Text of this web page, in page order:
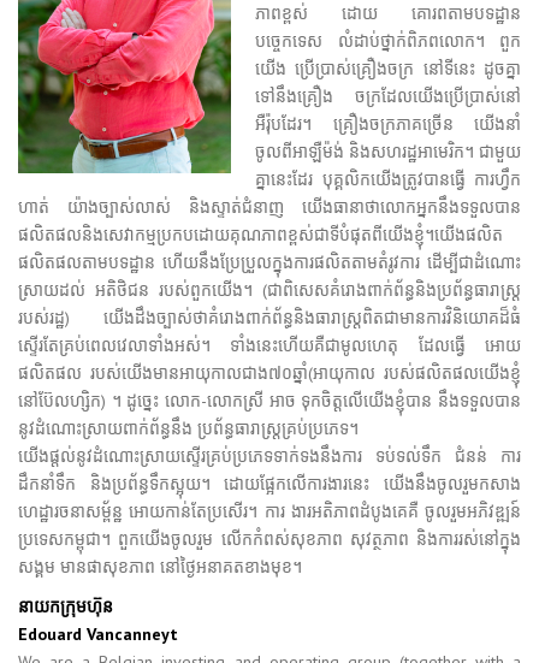
ភាពខ្ពស់ ដោយ គោរពតាមបទដ្ឋាន
បច្ចេកទេស លំដាប់ថ្នាក់ពិភពលោក។ ពួក
យើង ប្រើប្រាស់គ្រឿងចក្រ នៅទីនេះ ដូចគ្នា
ទៅនឹងគ្រឿង ចក្រដែលយើងប្រើប្រាស់នៅ
អឺរ៉ុបដែរ​។ គ្រឿងចក្រភាគច្រើន យើងនាំ
ចូលពីអាឡឺម៉ង់ និងសហរដ្ឋអាមេរិក។ ជាមួយ
គ្នានេះដែរ បុគ្គលិកយើងត្រូវបានធ្វើ ការហ្វឹក
ហាត់ យ៉ាងច្បាស់លាស់ និងស្ទាត់ជំនាញ យើងធានាថាលោកអ្នកនឹងទទួលបាន
ផលិតផលនិងសេវាកម្មប្រកបដោយគុណភាពខ្ពស់ជាទីបំផុតពីយើងខ្ញុំ។យើងផលិត
ផលិតផលតាមបទដ្ឋាន​ ហើយនឹងប្រែប្រួលក្នុងការផលិតតាមតំរូវការ ដើម្បីជាដំណោះ
ស្រាយដល់ អតិថិជន របស់ពួកយើង។ (ជាពិសេសគំរោងពាក់ព័ន្ធនិងប្រព័ន្ធធារាស្ត្រ
របស់រដ្ឋ) យើងដឹងច្បាស់ថាគំរោងពាក់ព័ន្ធនិងធារាស្ត្រពិតជាមានការវិនិយោគដ៏ធំ
ស្ទើរតែគ្រប់ពេលវេលាទាំងអស់។ ទាំងនេះហើយគឺជាមូលហេតុ ដែលធ្វើ អោយ
ផលិតផល របស់យើងមានអាយុកាលជាង៧០ឆ្នាំ(អាយុកាល របស់ផលិតផលយើងខ្ញុំ
នៅប៊ែលហ្សិក) ។ ដូច្នេះ លោក-លោកស្រី អាច ទុកចិត្តលើយើងខ្ញុំបាន នឹងទទួលបាន
នូវដំណោះស្រាយពាក់ព័ន្ធនឹង ប្រព័ន្ធធារាស្ត្រគ្រប់ប្រភេទ។
យើងផ្តល់នូវដំណោះស្រាយស្ទើរគ្រប់ប្រភេទទាក់ទងនឹងការ ទប់ទល់ទឹក ជំនន់ ការ
ដឹកនាំទឹក និងប្រព័ន្ធទឹកស្អុយ។ ដោយផ្អែកលើការងារនេះ យើងនឹងចូលរួមកសាង
ហេដ្ឋារចនាសម្ព័ន្ឋ អោយកាន់តែប្រសើរ។ ការ ងារអតិភាពដំបូងគេគឺ ចូលរួមអភិវឌ្ឍន៍
ប្រទេសកម្ពុជា។ ពួកយើងចូលរួម លើកកំពស់សុខភាព សុវត្ថភាព និងការរស់នៅក្នុង
សង្គម មានផាសុខភាព នៅថ្ងៃអនាគតខាងមុខ។
នាយកក្រុមហ៊ុន
Edouard Vancanneyt